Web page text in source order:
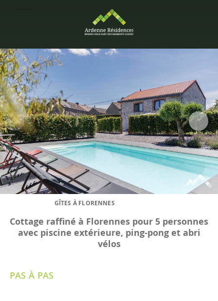
GÎTES À FLORENNES
Cottage raffiné à Florennes pour 5 personnes
avec piscine extérieure, ping-pong et abri
vélos
PAS À PAS